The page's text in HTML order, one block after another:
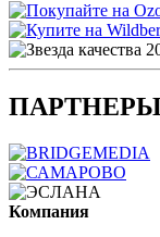
Компания